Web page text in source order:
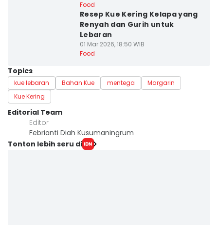
Food
Resep Kue Kering Kelapa yang
Renyah dan Gurih untuk
Lebaran
01 Mar 2026, 18:50 WIB
Food
Topics
kue lebaran Bahan Kue mentega
Margarin
Kue Kering
Editorial Team
Editor
Febrianti Diah Kusumaningrum
Tonton lebih seru di